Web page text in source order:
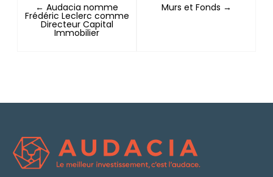
← Audacia nomme
Frédéric Leclerc comme
Directeur Capital
Immobilier
Murs et Fonds →